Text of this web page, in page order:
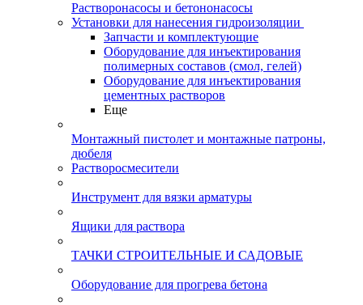
Растворонасосы и бетононасосы
Установки для нанесения гидроизоляции
Запчасти и комплектующие
Оборудование для инъектирования
полимерных составов (смол, гелей)
Оборудование для инъектирования
цементных растворов
Еще
Монтажный пистолет и монтажные патроны,
дюбеля
Растворосмесители
Инструмент для вязки арматуры
Ящики для раствора
ТАЧКИ СТРОИТЕЛЬНЫЕ И САДОВЫЕ
Оборудование для прогрева бетона